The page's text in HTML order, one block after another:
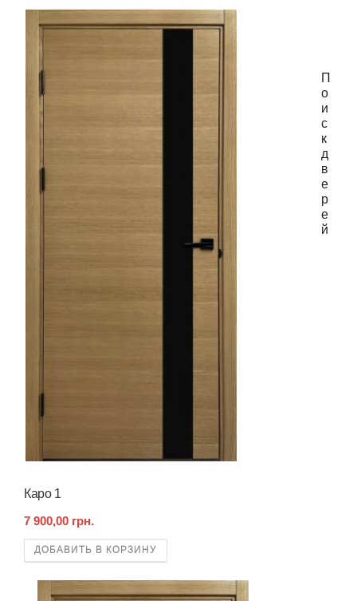
Каро 1
7 900,00 грн.
ДОБАВИТЬ В КОРЗИНУ
П
о
и
с
к
д
в
е
р
е
й